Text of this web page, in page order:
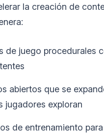
la creación de
de juego procedurales
abiertos que se
jugadores exploran
de entrenamiento